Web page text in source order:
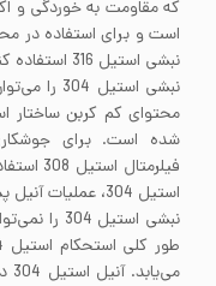
است و برای استفاده در
نبشی استیل 316 استفاده کنید.
نبشی
استیل 304، عملیات آنیل پس از جوشکاری ضروری است.
نبشی